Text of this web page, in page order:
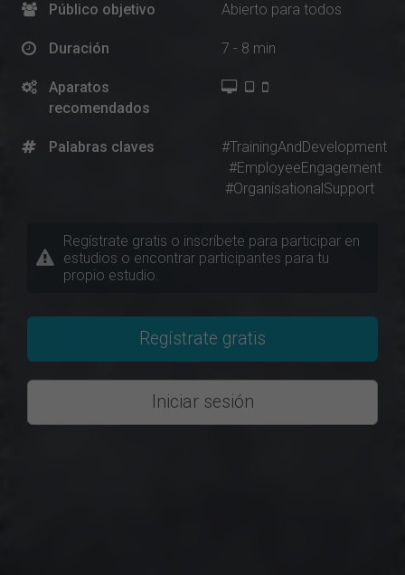
Público objetivo Abierto para todos
Duración 7 - 8 min
Aparatos
recomendados
Palabras claves
#TrainingAndDevelopment
#EmployeeEngagement
#OrganisationalSupport
Regístrate gratis o inscríbete para participar en
estudios o encontrar participantes para tu
propio estudio.
Regístrate gratis
Iniciar sesión